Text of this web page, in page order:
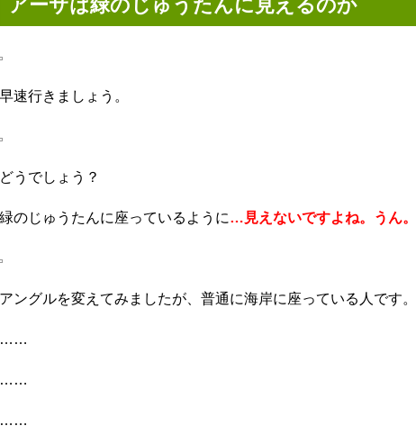
アーサは緑のじゅうたんに見えるのか
早速行きましょう。
どうでしょう？
緑のじゅうたんに座っているように…見えないですよね。うん
アングルを変えてみましたが、普通に海岸に座っている人です
……
……
……